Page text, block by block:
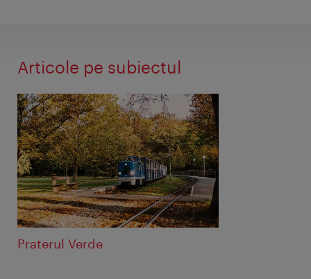
Articole pe subiectul
Praterul Verde